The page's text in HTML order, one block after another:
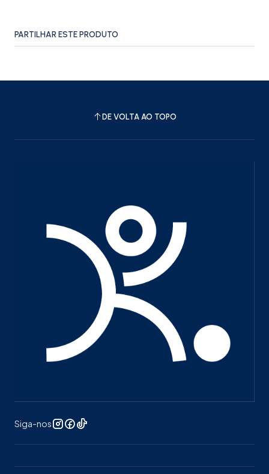
PARTILHAR ESTE PRODUTO
DE VOLTA AO TOPO
Siga-nos